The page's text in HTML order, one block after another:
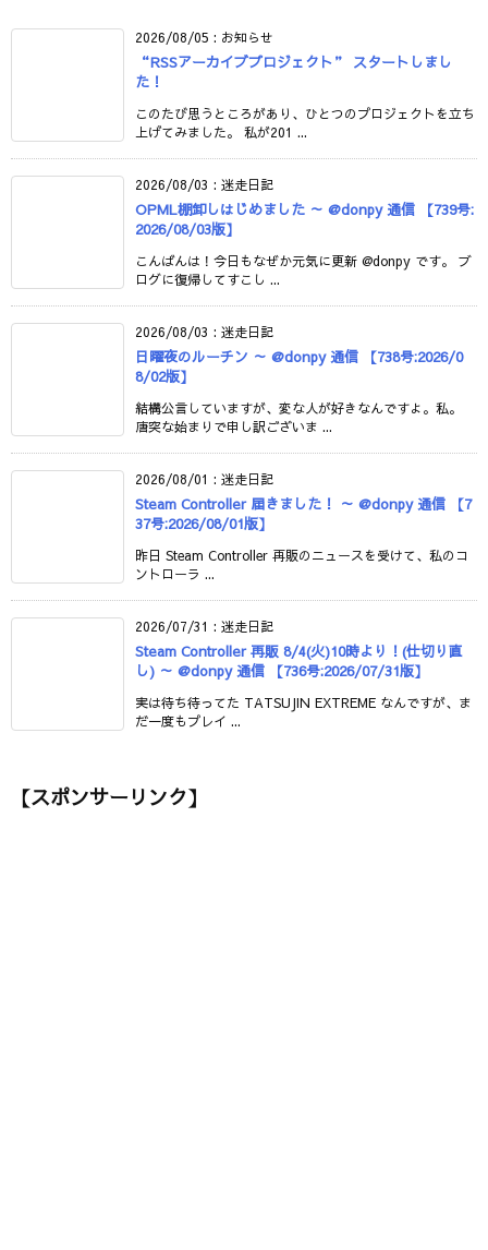
2026/08/05 : お知らせ
“RSSアーカイブプロジェクト” スタートしまし
た！
このたび思うところがあり、ひとつのプロジェクトを立ち
上げてみました。 私が201 ...
2026/08/03 : 迷走日記
OPML棚卸しはじめました ～ @donpy 通信 【739号:
2026/08/03版】
こんばんは！今日もなぜか元気に更新 @donpy です。 ブ
ログに復帰してすこし ...
2026/08/03 : 迷走日記
日曜夜のルーチン ～ @donpy 通信 【738号:2026/0
8/02版】
結構公言していますが、変な人が好きなんですよ。私。
唐突な始まりで申し訳ございま ...
2026/08/01 : 迷走日記
Steam Controller 届きました！ ～ @donpy 通信 【7
37号:2026/08/01版】
昨日 Steam Controller 再販のニュースを受けて、私のコ
ントローラ ...
2026/07/31 : 迷走日記
Steam Controller 再販 8/4(火)10時より！(仕切り直
し) ～ @donpy 通信 【736号:2026/07/31版】
実は待ち待ってた TATSUJIN EXTREME なんですが、ま
だ一度もプレイ ...
【スポンサーリンク】